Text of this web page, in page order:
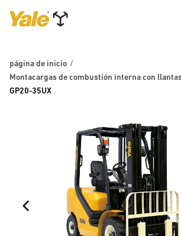
página de inicio
Montacargas de combustión interna con
GP20-35UX